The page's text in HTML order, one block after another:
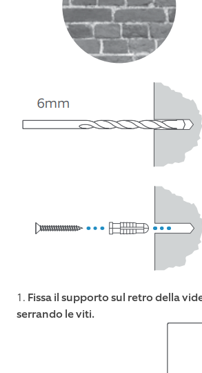
1. Fissa il supporto sul retro della
serrando le viti.